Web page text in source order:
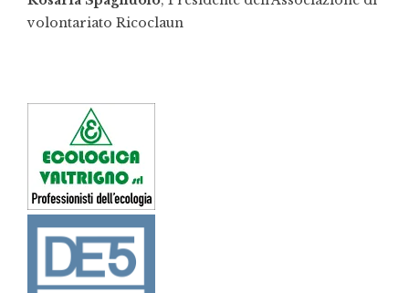
volontariato Ricoclaun